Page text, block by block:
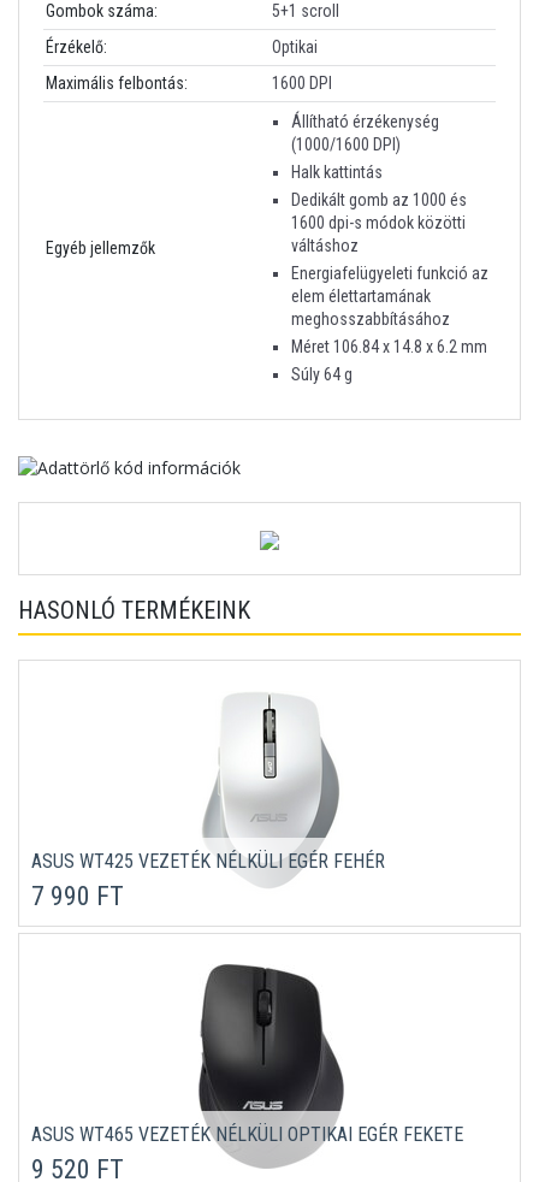
Gombok száma:
5+1 scroll
Érzékelő:
Optikai
Maximális felbontás:
1600 DPI
Egyéb jellemzők
Állítható érzékenység
(1000/1600 DPI)
Halk kattintás
Dedikált gomb az 1000 és
1600 dpi-s módok közötti
váltáshoz
Energiafelügyeleti funkció az
elem élettartamának
meghosszabbításához
Méret 106.84 x 14.8 x 6.2 mm
Súly 64 g
HASONLÓ TERMÉKEINK
ASUS WT425 VEZETÉK NÉLKÜLI EGÉR FEHÉR
7 990 FT
ASUS WT465 VEZETÉK NÉLKÜLI OPTIKAI EGÉR FEKETE
9 520 FT